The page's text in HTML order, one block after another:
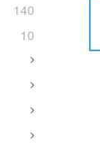
140
10